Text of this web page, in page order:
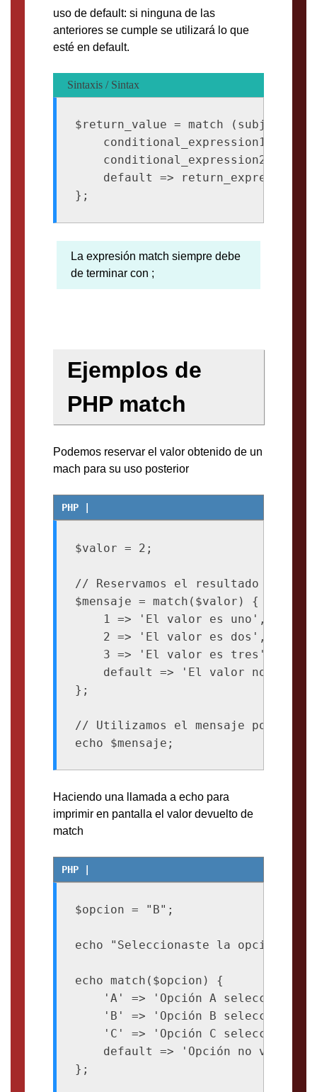
uso de default: si ninguna de las
anteriores se cumple se utilizará lo que
esté en default.
Sintaxis / Sintax
$return_value = match
conditional_expression1 =>
conditional_expression2 =>
    default => return_expresion3,
La expresión match siempre debe
de terminar con ;
Ejemplos de
PHP match
Podemos reservar el valor obtenido de un
mach para su uso posterior
$valor = 2;
// Reservamos el resultado del
$mensaje = match($valor) {
    1 => 'El valor es uno',
    2 => 'El valor es dos',
    3 => 'El valor es tres',
default => 'El valor no
};
// Utilizamos el mensaje
Haciendo una llamada a echo para
imprimir en pantalla el valor devuelto de
match
$opcion = "B";
echo "Seleccionaste la opción:
echo match($opcion) {
'A' => 'Opción A
'B' => 'Opción B
'C' => 'Opción C
    default => 'Opción no válida',